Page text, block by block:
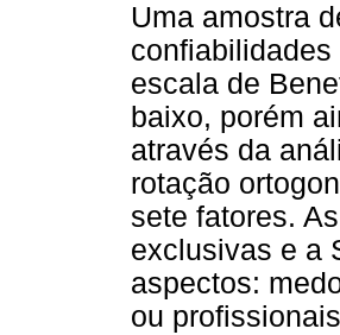
Uma amostra
escala de
baixo, porém
através da
rotação
sete fatores.
exclusivas e a
aspectos:
ou